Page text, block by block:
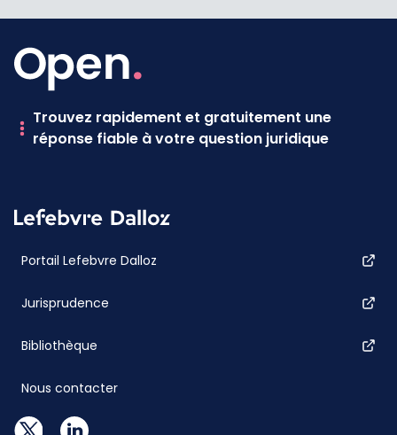
Trouvez rapidement et gratuitement une
réponse fiable à votre question juridique
Portail Lefebvre Dalloz
Jurisprudence
Bibliothèque
Nous contacter